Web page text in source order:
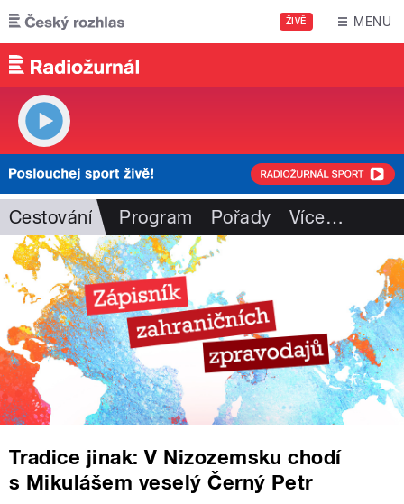
Přejít k hlavnímu obsahu
ŽIVĚ MENU
Cestování Program Pořady Více…
Tradice jinak: V Nizozemsku chodí
s Mikulášem veselý Černý Petr